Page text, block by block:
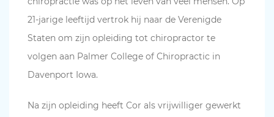
21-jarige leeftijd vertrok hij naar de Verenigde
Staten om zijn opleiding tot chiropractor te
volgen aan Palmer College of Chiropractic in
Davenport Iowa.
Na zijn opleiding heeft Cor als vrijwilliger gewerkt